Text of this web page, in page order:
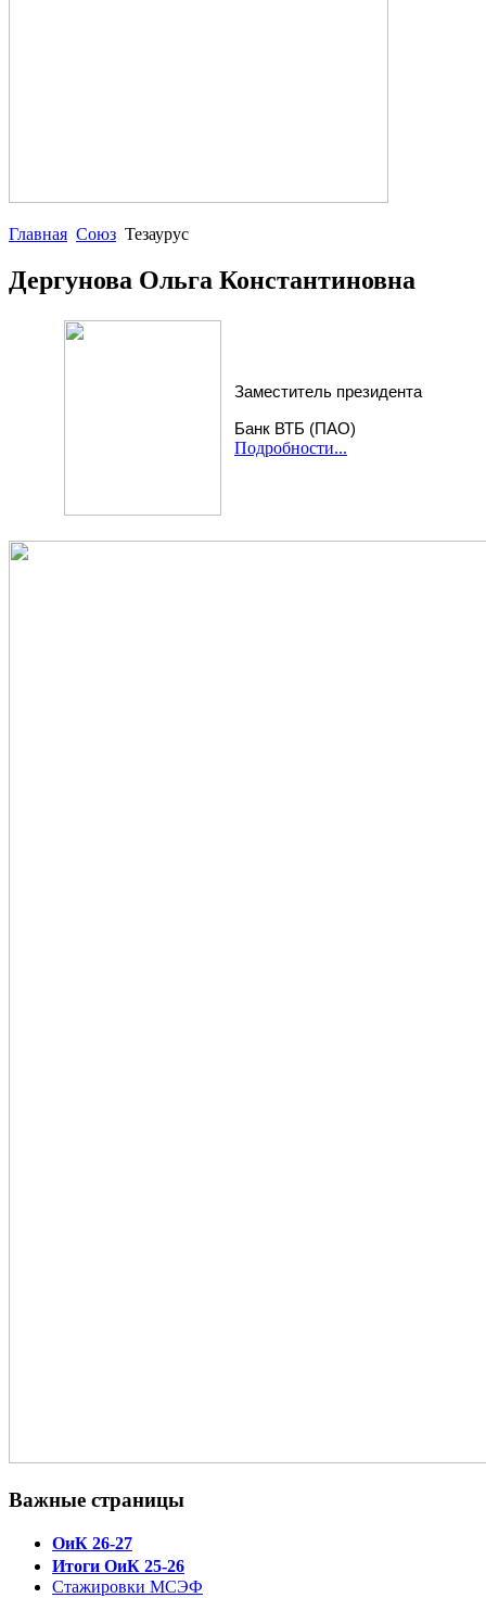
Главная Союз Тезаурус
Дергунова Ольга Константиновна
Заместитель президента
Банк ВТБ (ПАО)
Подробности...
Важные страницы
ОиК 26-27
Итоги ОиК 25-26
Стажировки МСЭФ